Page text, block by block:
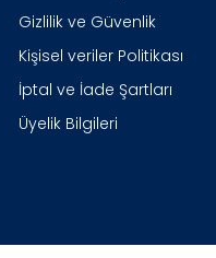
Gizlilik ve Güvenlik
Kişisel veriler Politikası
İptal ve İade Şartları
Üyelik Bilgileri